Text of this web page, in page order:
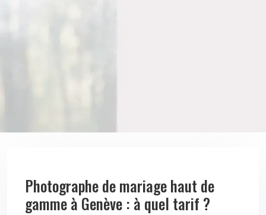
Photographe de mariage haut de
gamme à Genève : à quel tarif ?